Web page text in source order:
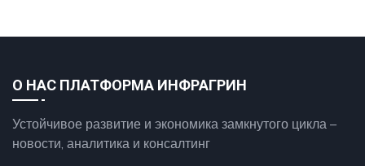
О НАС ПЛАТФОРМА ИНФРАГРИН
Устойчивое развитие и экономика замкнутого цикла –
новости, аналитика и консалтинг